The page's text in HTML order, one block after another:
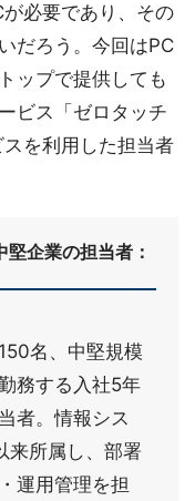
必要であり、その
だろう。今回はPC
ップで提供しても
ビス「ゼロタッチ
を利用した担当者
企業の担当者：
名、中堅規模
務する入社5年
者。情報シス
来所属し、部署
運用管理を担